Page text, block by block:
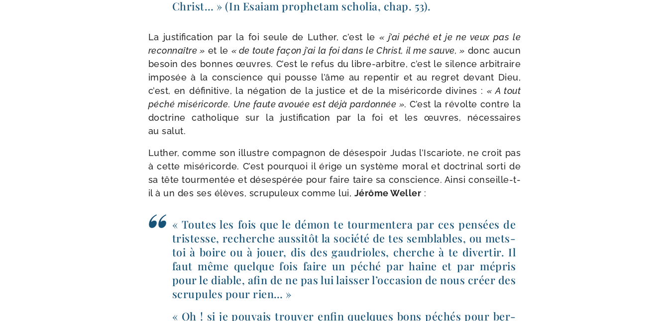
Christ… » (In Esaiam pro­phe­tam scho­lia, chap. 53).
La jus­ti­fi­ca­tion par la foi seule de Luther, c’est le« j’ai péché et je ne veux pas le
recon­naître » et le « de toute façon j’ai la foi dans le Christ, il me sauve, » donc aucun
besoin des bonnes œuvres. C’est le refus du libre-​arbitre, c’est le silence arbi­traire
impo­sée à la conscience qui pousse l’âme au repen­tir et au regret devant Dieu,
c’est, en défi­ni­tive, la néga­tion de la jus­tice et de la misé­ri­corde divines : « A tout
péché misé­ri­corde. Une faute avouée est déjà par­don­née ». C’est la révolte contre la
doc­trine catho­lique sur la jus­ti­fi­ca­tion par la foi et les œuvres, néces­saires
au salut.
Luther, comme son illustre com­pa­gnon de déses­poir Judas l’Iscariote, ne croit pas
à cette misé­ri­corde. C’est pour­quoi il érige un sys­tème moral et doc­tri­nal sor­ti de
sa tête tour­men­tée et déses­pé­rée pour faire taire sa conscience. Ainsi conseille-​t-​
il à un des ses élèves, scru­pu­leux comme lui, Jérôme Weller :
« Toutes les fois que le démon te tour­men­te­ra par ces pen­sées de
tris­tesse, recherche aus­si­tôt la socié­té de tes sem­blables, ou mets-​
toi à boire ou à jouer, dis des gau­drioles, cherche à te diver­tir. Il
faut même quelque fois faire un péché par haine et par mépris
pour le diable, afin de ne pas lui lais­ser l’occasion de nous créer des
scru­pules pour rien… »
« Oh ! si je pou­vais trou­ver enfin quelques bons péchés pour ber­